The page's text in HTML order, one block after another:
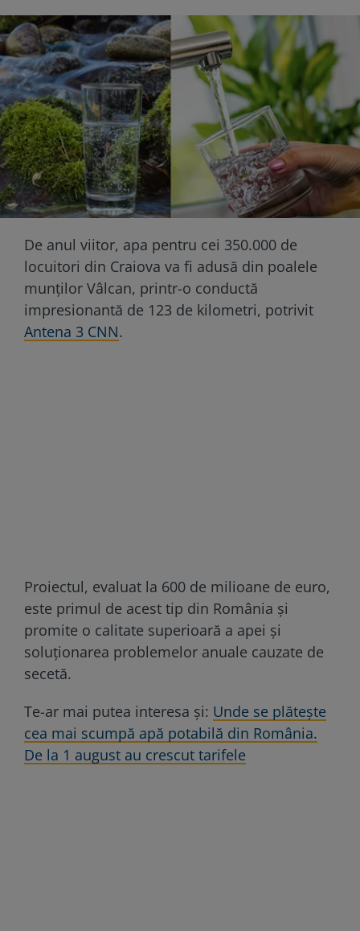
De anul viitor, apa pentru cei 350.000 de
locuitori din Craiova va fi adusă din poalele
munților Vâlcan, printr-o conductă
impresionantă de 123 de kilometri, potrivit
Antena 3 CNN.
Proiectul, evaluat la 600 de milioane de euro,
este primul de acest tip din România și
promite o calitate superioară a apei și
soluționarea problemelor anuale cauzate de
secetă.
Te-ar mai putea interesa și: Unde se plătește
cea mai scumpă apă potabilă din România.
De la 1 august au crescut tarifele